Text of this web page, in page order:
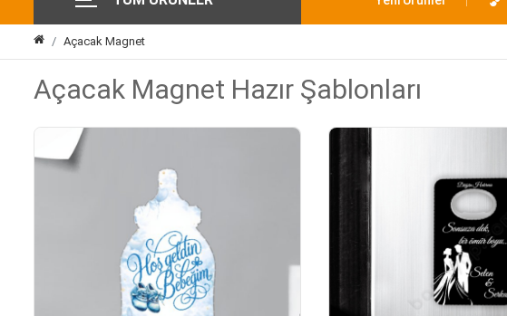
Açacak Magnet
Açacak Magnet Hazır Şablonları